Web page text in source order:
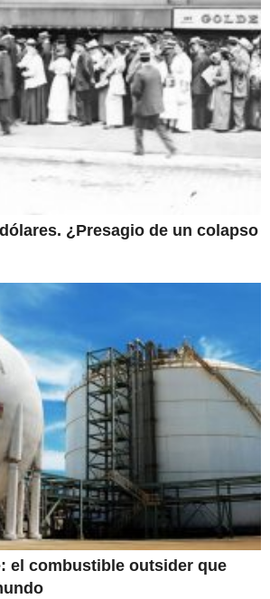
¿Presagio de un colapso
el combustible outsider que